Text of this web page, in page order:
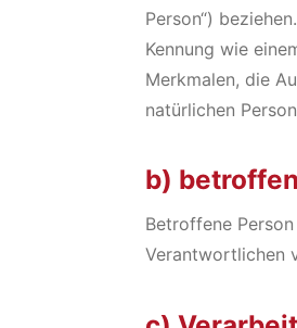
Person“)
Kennung wie
Merkmalen, die
natürlichen
b)
Betroffene
Verantwortlichen